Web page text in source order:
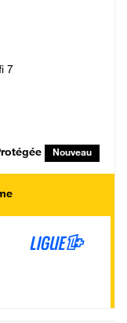
7
Nouveau